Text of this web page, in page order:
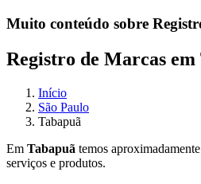
Muito conteúdo sobre
Registro de Marcas em
Início
São Paulo
Tabapuã
Em Tabapuã temos aproximadamente
serviços e produtos.